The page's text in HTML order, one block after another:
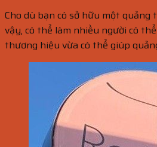
Cho dù bạn có sở hữu một
vậy, có thể làm nhiều người có
thương hiệu vừa có thể giúp